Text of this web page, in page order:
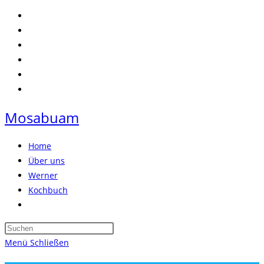
Zum
Inhalt
springen
Mosabuam
Home
Über uns
Werner
Kochbuch
umschalten
Press
Menü Schließen